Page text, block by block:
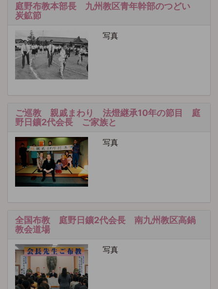
庭野布教本部長 九州教区青年幹部のつどい
炭鉱節
写真
ご巡教 親戚まわり 法燈継承10年の節目 庭
野日鑛2代会長 ご家族と
写真
全国布教 庭野日鑛2代会長 南九州教区高鍋
教会道場
写真